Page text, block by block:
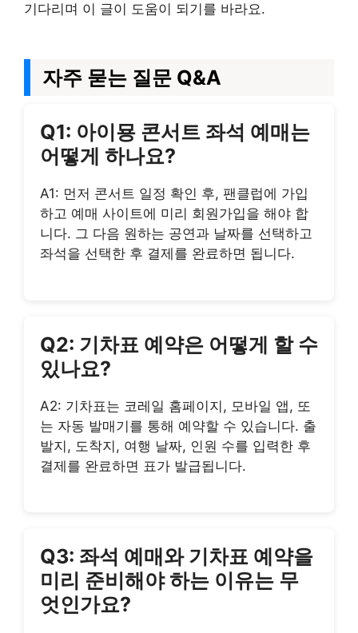
기다리며 이 글이 도움이 되기를 바라요.
자주 묻는 질문 Q&A
Q1: 아이묭 콘서트 좌석 예매는
어떻게 하나요?
A1: 먼저 콘서트 일정 확인 후, 팬클럽에 가입
하고 예매 사이트에 미리 회원가입을 해야 합
니다. 그 다음 원하는 공연과 날짜를 선택하고
좌석을 선택한 후 결제를 완료하면 됩니다.
Q2: 기차표 예약은 어떻게 할 수
있나요?
A2: 기차표는 코레일 홈페이지, 모바일 앱, 또
는 자동 발매기를 통해 예약할 수 있습니다. 출
발지, 도착지, 여행 날짜, 인원 수를 입력한 후
결제를 완료하면 표가 발급됩니다.
Q3: 좌석 예매와 기차표 예약을
미리 준비해야 하는 이유는 무
엇인가요?